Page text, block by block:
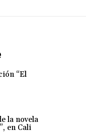
“El
la novela
en Cali